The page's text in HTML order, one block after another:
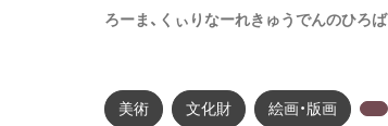
ろーま、くぃりなーれきゅうでんのひろば
美術 文化財 絵画・版画